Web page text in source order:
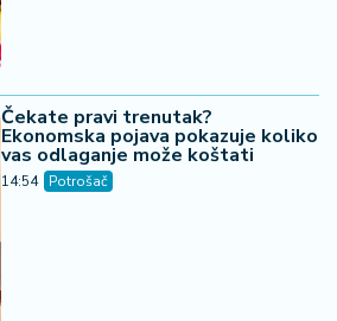
Čekate pravi trenutak?
Ekonomska pojava pokazuje koliko
vas odlaganje može koštati
14:54 Potrošač